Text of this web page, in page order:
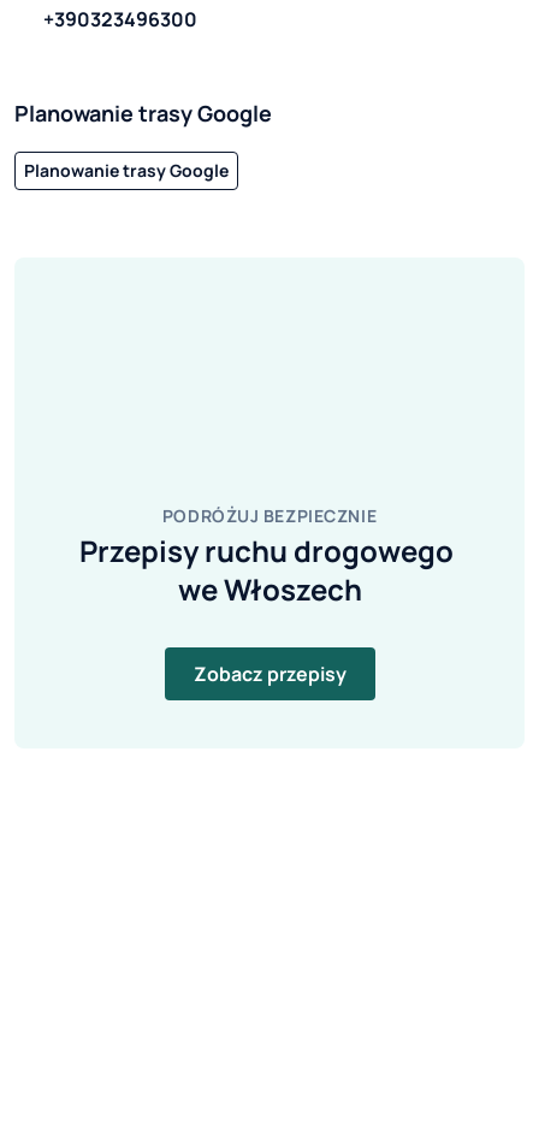
+390323496300
Planowanie trasy Google
Planowanie trasy Google
PODRÓŻUJ BEZPIECZNIE
Przepisy ruchu drogowego
we Włoszech
Zobacz przepisy